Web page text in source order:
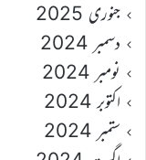
جنوری 2025
دسمبر 2024
نومبر 2024
اکتوبر 2024
ستمبر 2024